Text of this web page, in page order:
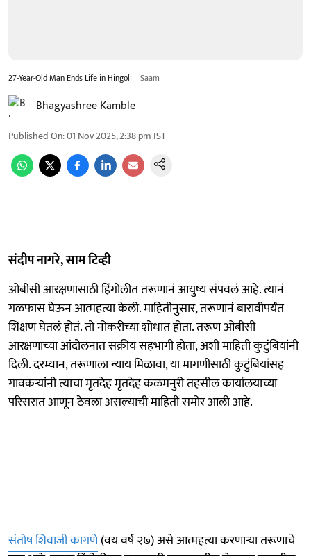
27-Year-Old Man Ends Life in Hingoli Saam
Bhagyashree Kamble
Published On:01 Nov 2025, 2:38 pm IST
संदीप नागरे, साम टिव्ही
ओबीसी आरक्षणासाठी हिंगोलीत तरूणानं आयुष्य संपवलं आहे. त्यानं
गळफास घेऊन आत्महत्या केली. माहितीनुसार, तरूणानं बारावीपर्यंत
शिक्षण घेतलं होतं. तो नोकरीच्या शोधात होता. तरूण ओबीसी
आरक्षणाच्या आंदोलनात सक्रीय सहभागी होता, अशी माहिती कुटुंबियांनी
दिली. दरम्यान, तरूणाला न्याय मिळावा, या मागणीसाठी कुटुंबियांसह
गावकऱ्यांनी त्याचा मृतदेह मृतदेह कळमनुरी तहसील कार्यालयाच्या
परिसरात आणून ठेवला असल्याची माहिती समोर आली आहे.
संतोष शिवाजी कागणे(वय वर्ष २७) असे आत्महत्या करणाऱ्या तरूणाचे